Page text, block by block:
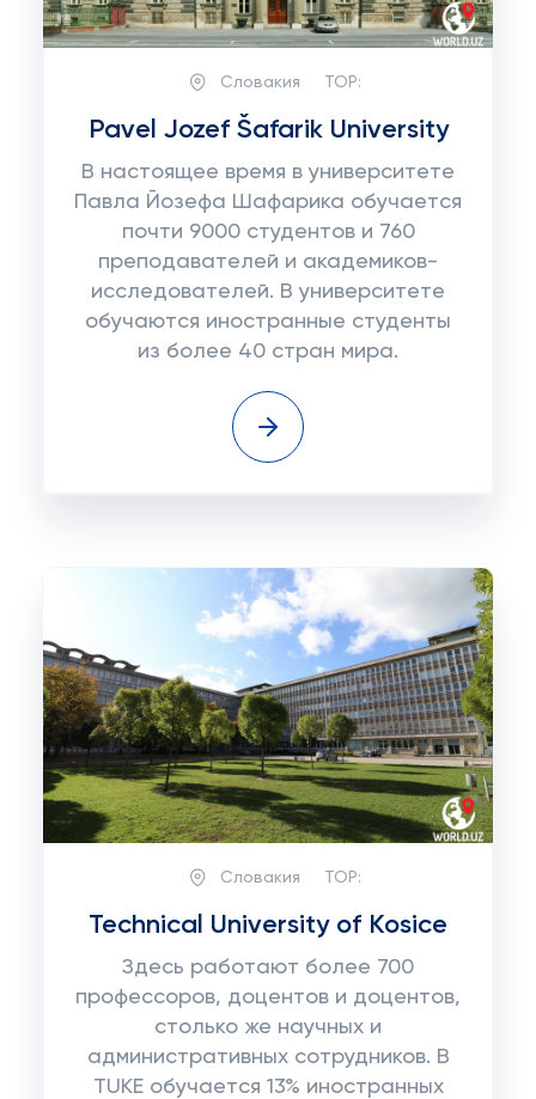
Словакия TOP:
Pavel Jozef Šafarik University
В настоящее время в университете
Павла Йозефа Шафарика обучается
почти 9000 студентов и 760
преподавателей и академиков-
исследователей. В университете
обучаются иностранные студенты
из более 40 стран мира.
Словакия TOP:
Technical University of Kosice
Здесь работают более 700
профессоров, доцентов и доцентов,
столько же научных и
административных сотрудников. В
TUKE обучается 13% иностранных